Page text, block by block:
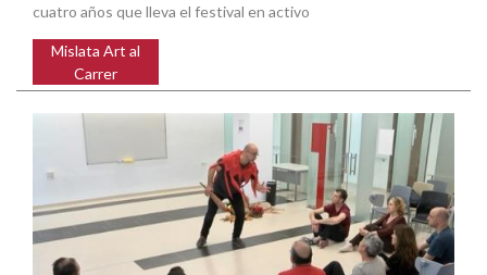
cuatro años que lleva el festival en activo
Mislata Art al
Carrer